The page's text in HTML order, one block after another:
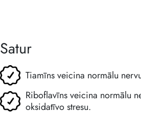
Satur
Tiamīns veicina normālu
Riboflavīns veicina normālu
oksidatīvo stresu.